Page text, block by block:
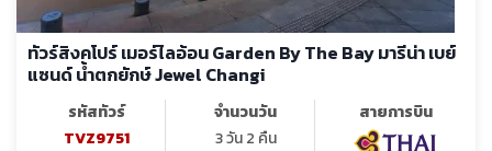
ทัวร์สิงคโปร์ เมอร์ไลอ้อน Garden By The Bay มารีน่า เบย์
แซนด์ น้ำตกยักษ์ Jewel Changi
รหัสทัวร์
TVZ9751
จำนวนวัน
3 วัน 2 คืน
สายการบิน